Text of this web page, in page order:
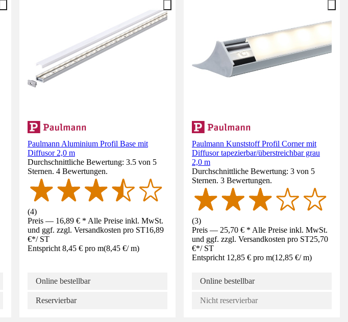
Paulmann Aluminium Profil Base mit
Diffusor 2,0 m
Durchschnittliche Bewertung: 3.5 von 5
Sternen. 4 Bewertungen.
(4)
Preis — 16,89 € * Alle Preise inkl. MwSt.
und ggf. zzgl. Versandkosten pro ST16,89
€*/ ST
Entspricht 8,45 € pro m(8,45 €/ m)
Online bestellbar
Reservierbar
Paulmann Kunststoff Profil Corner mit
Diffusor tapezierbar/überstreichbar grau
2,0 m
Durchschnittliche Bewertung: 3 von 5
Sternen. 3 Bewertungen.
(3)
Preis — 25,70 € * Alle Preise inkl. MwSt.
und ggf. zzgl. Versandkosten pro ST25,70
€*/ ST
Entspricht 12,85 € pro m(12,85 €/ m)
Online bestellbar
Nicht reservierbar